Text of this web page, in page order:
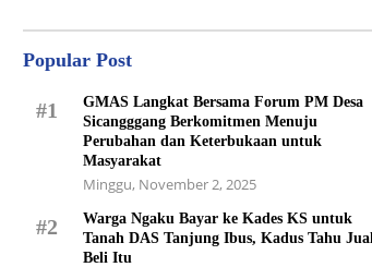
Popular Post
#1
GMAS Langkat Bersama Forum PM Desa
Sicangggang Berkomitmen Menuju
Perubahan dan Keterbukaan untuk
Masyarakat
Minggu, November 2, 2025
#2
Warga Ngaku Bayar ke Kades KS untuk
Tanah DAS Tanjung Ibus, Kadus Tahu Jual
Beli Itu